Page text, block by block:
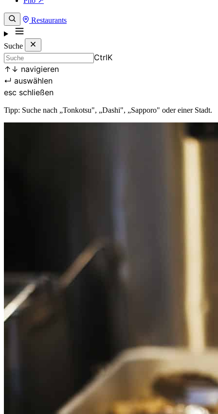
Restaurants
Suche
CtrlK
↑ ↓ navigieren
↵ auswählen
esc schließen
Tipp: Suche nach „Tonkotsu", „Dashi", „Sapporo" oder einer Stadt.